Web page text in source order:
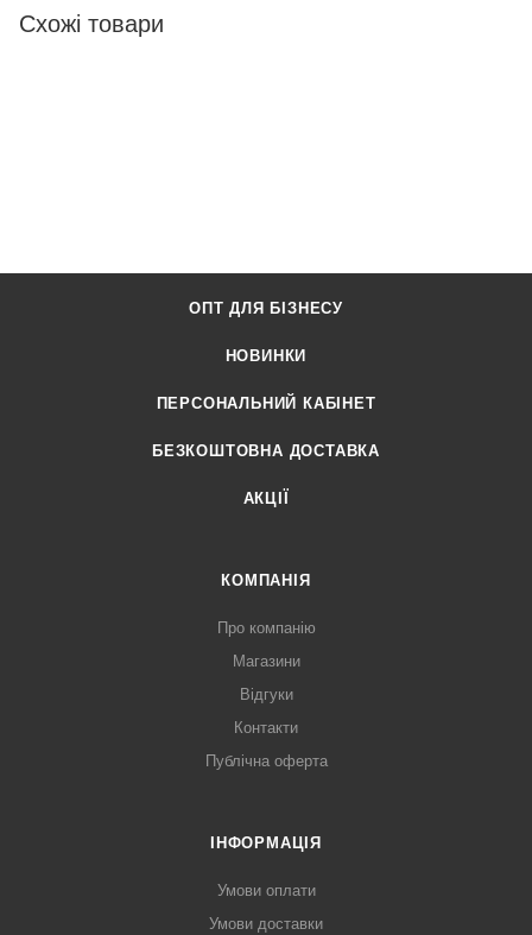
Схожі товари
ОПТ ДЛЯ БІЗНЕСУ
НОВИНКИ
ПЕРСОНАЛЬНИЙ КАБІНЕТ
БЕЗКОШТОВНА ДОСТАВКА
АКЦІЇ
КОМПАНІЯ
Про компанію
Магазини
Відгуки
Контакти
Публічна оферта
ІНФОРМАЦІЯ
Умови оплати
Умови доставки